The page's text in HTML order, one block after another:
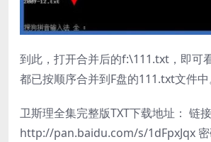
到此，打开合并后的f:\111.txt，即可
都已按顺序合并到F盘的111.txt文件中
卫斯理全集完整版TXT下载地址： 链
http://pan.baidu.com/s/1dFpxJqx